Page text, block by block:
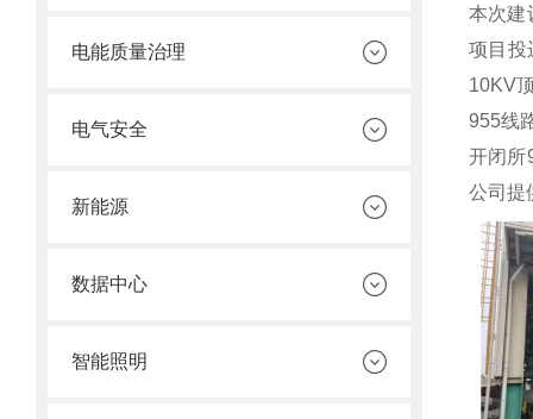
电能质量治理
电气安全
新能源
数据中心
智能照明
本次建
项目投
10KV
955线
开闭所
公司提